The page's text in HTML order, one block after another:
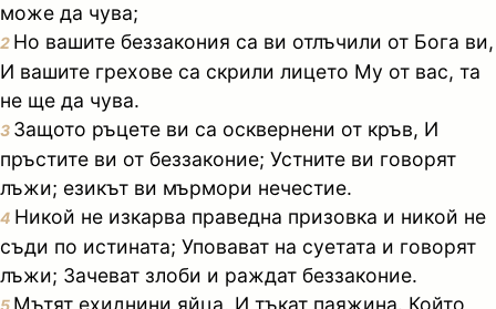
може да чува;
2 Но вашите беззакония са ви отлъчили от Бога ви,
И вашите грехове са скрили лицето Му от вас, та
не ще да чува.
3 Защото ръцете ви са осквернени от кръв, И
пръстите ви от беззаконие; Устните ви говорят
лъжи; езикът ви мърмори нечестие.
4 Никой не изкарва праведна призовка и никой не
съди по истината; Уповават на суетата и говорят
лъжи; Зачеват злоби и раждат беззаконие.
Мътят ехиднини яйца, И тъкат паяжина. Който